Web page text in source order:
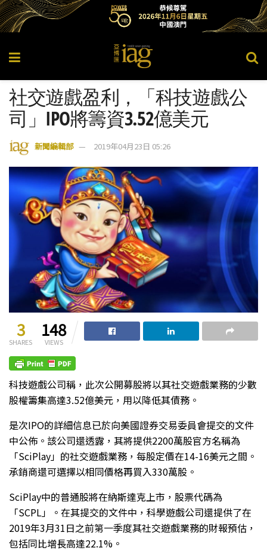
社交遊戲盈利，「科技遊戲公
司」IPO將籌資3.52億美元
新聞編輯部 2019年04月23日 05:26
3
SHARES
148
VIEWS
科技遊戲公司稱，此次公開募股將以其社交遊戲業務的少數
股權籌集高達3.52億美元，用以降低其債務。
是次IPO的詳細信息已於向美國證券交易委員會提交的文件
中公佈。該公司還透露，其將提供2200萬股官方名稱為
「SciPlay」的社交遊戲業務，每股定價在14-16美元之間。
承銷商還可選擇以相同價格再買入330萬股。
SciPlay中的普通股將在納斯達克上市，股票代碼為
「SCPL」。在其提交的文件中，科學遊戲公司還提供了在
2019年3月31日之前第一季度其社交遊戲業務的財報預估，
包括同比增長高達22.1%。